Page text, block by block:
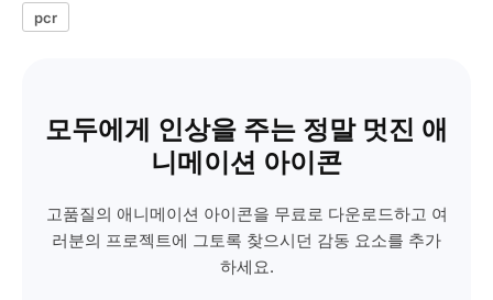
pcr
모두에게 인상을 주는 정말 멋진 애
니메이션 아이콘
고품질의 애니메이션 아이콘을 무료로 다운로드하고 여
러분의 프로젝트에 그토록 찾으시던 감동 요소를 추가
하세요.